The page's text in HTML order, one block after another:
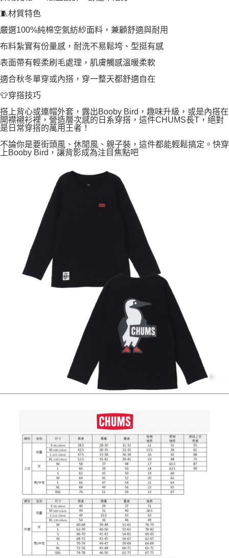
🧵材質特色
嚴選100%純棉空氣紡紗面料，兼顧舒適與耐用
布料紮實有份量感，耐洗不易鬆垮、型挺有感
表面帶有輕柔刷毛處理，肌膚觸感溫暖柔軟
適合秋冬單穿或內搭，穿一整天都舒適自在
👕穿搭技巧
搭上背心或連帽外套，露出Booby Bird，趣味升級，或是內搭在
開襟襯衫裡，營造層次感的日系穿搭，這件CHUMS長T，絕對
是日常穿搭的萬用王者！
不論你是要街頭風、休閒風、親子裝，這件都能輕鬆搞定。快穿
上Booby Bird，讓背影成為注目焦點吧